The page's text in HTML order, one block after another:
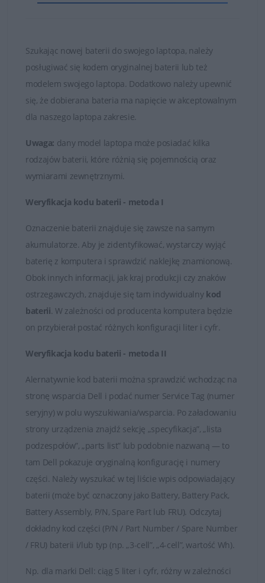
i bezawaryjnie.
są bardzo słabej jakości!
Baterie, które znajduje się w ofercie sklepu DELL24 są
oryginalnymi częściami zamiennymi lub wysokiej jakości
zamiennikami takich firm jak Dell, Green Cell czy
Whitenergy. Tylko markowe produkty spełniają
najwyższe standardy jakości i posiadają certyfikaty FCC,
CE i ROHS.
Łatwy kontakt i fachowa obsługa
W przypadku jakichkolwiek wątpliwości i problemów z
doborem baterii do posiadanego laptopa, zawsze mogą
Państwo skontaktować się z naszymi Doradcami, którzy
udzielą fachowej i wyczerpującej porady. Na przesłane
zapytania odpowiadamy rzetelnie i bez zbędnej zwłoki.
Satysfakcja z zakupu jest dla nas najważniejsza.
Dobór baterii do laptopów DELL
Szukając nowej baterii do swojego laptopa, należy
posługiwać się kodem oryginalnej baterii lub też
modelem swojego laptopa. Dodatkowo należy upewnić
się, że dobierana bateria ma napięcie w akceptowalnym
dla naszego laptopa zakresie.
Uwaga: dany model laptopa może posiadać kilka
rodzajów baterii, które różnią się pojemnością oraz
wymiarami zewnętrznymi.
Weryfikacja kodu baterii - metoda I
Oznaczenie baterii znajduje się zawsze na samym
akumulatorze. Aby je zidentyfikować, wystarczy wyjąć
baterię z komputera i sprawdzić naklejkę znamionową.
Obok innych informacji, jak kraj produkcji czy znaków
ostrzegawczych, znajduje się tam indywidualny kod
baterii. W zależności od producenta komputera będzie
on przybierał postać różnych konfiguracji liter i cyfr.
Weryfikacja kodu baterii - metoda II
Alernatywnie kod baterii można sprawdzić wchodząc na
stronę wsparcia Dell i podać numer Service Tag (numer
seryjny) w polu wyszukiwania/wsparcia. Po załadowaniu
strony urządzenia znajdź sekcję „specyfikacja”, „lista
podzespołów”, „parts list” lub podobnie nazwaną — to
tam Dell pokazuje oryginalną konfigurację i numery
części. Należy wyszukać w tej liście wpis odpowiadający
baterii (może być oznaczony jako Battery, Battery Pack,
Battery Assembly, P/N, Spare Part lub FRU). Odczytaj
dokładny kod części (P/N / Part Number / Spare Number
/ FRU) baterii i/lub typ (np. „3-cell”, „4-cell”, wartość Wh).
Np. dla marki Dell: ciąg 5 liter i cyfr, różny w zależności